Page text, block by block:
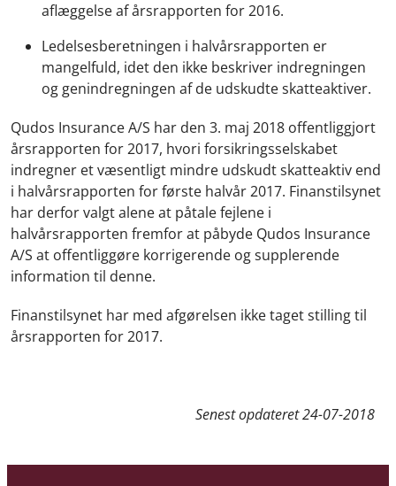
aflæggelse af årsrapporten for 2016.
Ledelsesberetningen i halvårsrapporten er
mangelfuld, idet den ikke beskriver indregningen
og genindregningen af de udskudte skatteaktiver.
Qudos Insurance A/S har den 3. maj 2018 offentliggjort
årsrapporten for 2017, hvori forsikringsselskabet
indregner et væsentligt mindre udskudt skatteaktiv end
i halvårsrapporten for første halvår 2017. Finanstilsynet
har derfor valgt alene at påtale fejlene i
halvårsrapporten fremfor at påbyde Qudos Insurance
A/S at offentliggøre korrigerende og supplerende
information til denne.
Finanstilsynet har med afgørelsen ikke taget stilling til
årsrapporten for 2017.
Senest opdateret24-07-2018